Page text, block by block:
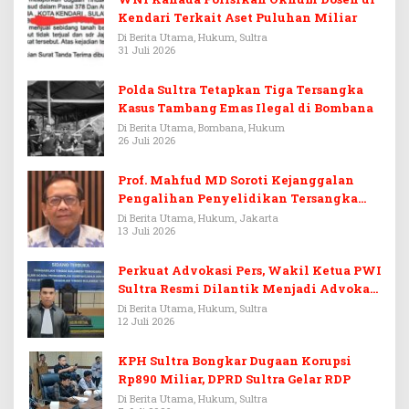
Kendari Terkait Aset Puluhan Miliar
Di Berita Utama, Hukum, Sultra
31 Juli 2026
Polda Sultra Tetapkan Tiga Tersangka
Kasus Tambang Emas Ilegal di Bombana
Di Berita Utama, Bombana, Hukum
26 Juli 2026
Prof. Mahfud MD Soroti Kejanggalan
Pengalihan Penyelidikan Tersangka
Febrie Adriansyah
Di Berita Utama, Hukum, Jakarta
13 Juli 2026
Perkuat Advokasi Pers, Wakil Ketua PWI
Sultra Resmi Dilantik Menjadi Advokat
PERADI
Di Berita Utama, Hukum, Sultra
12 Juli 2026
KPH Sultra Bongkar Dugaan Korupsi
Rp890 Miliar, DPRD Sultra Gelar RDP
Di Berita Utama, Hukum, Sultra